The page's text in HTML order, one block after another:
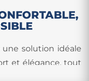
une solution idéale
et élégance, tout
il est facile